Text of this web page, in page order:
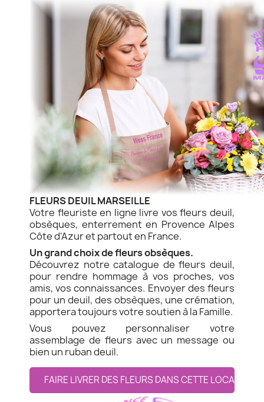
FLEURS DEUIL MARSEILLE
Votre fleuriste en ligne livre vos fleurs deuil,
obsèques, enterrement en Provence Alpes
Côte d'Azur et partout en France.
Un grand choix de fleurs obsèques.
Découvrez notre catalogue de fleurs deuil,
pour rendre hommage à vos proches, vos
amis, vos connaissances. Envoyer des fleurs
pour un deuil, des obsèques, une crémation,
apportera toujours votre soutien à la Famille.
Vous pouvez personnaliser votre
assemblage de fleurs avec un message ou
bien un ruban deuil.
FAIRE LIVRER DES FLEURS DANS CETTE LOCALITE